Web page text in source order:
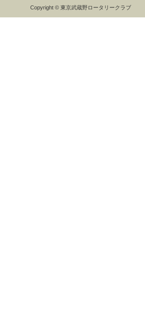
Copyright © 東京武蔵野ロータリークラブ